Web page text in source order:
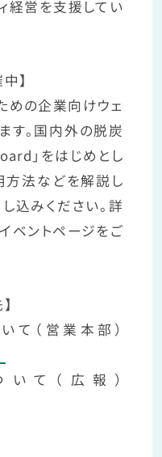
経営を支援してい
】
めの企業向けウェ
す。国内外の脱炭
」をはじめとし
方法などを解説し
込みください。詳
ベントページをご
て（営業本部）
て（広報）